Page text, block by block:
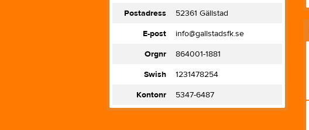
Postadress
52361 Gällstad
E-post
info@gallstadsfk.se
Orgnr
864001-1881
Swish
1231478254
Kontonr
5347-6487